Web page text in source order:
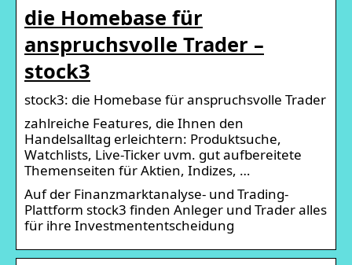
die Homebase für
anspruchsvolle Trader –
stock3
stock3: die Homebase für anspruchsvolle Trader
zahlreiche Features, die Ihnen den
Handelsalltag erleichtern: Produktsuche,
Watchlists, Live-Ticker uvm. gut aufbereitete
Themenseiten für Aktien, Indizes, …
Auf der Finanzmarktanalyse- und Trading-
Plattform stock3 finden Anleger und Trader alles
für ihre Investmententscheidung